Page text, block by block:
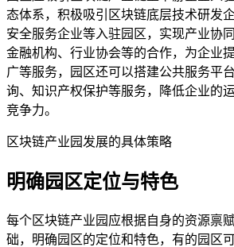
态体系，积极吸引区块链底层技术研发
安全服务企业等入驻园区，实现产业协
金融机构、行业协会等的合作，为企业
广等服务，园区还可以搭建公共服务平
询、知识产权保护等服务，降低企业的
竞争力。
区块链产业园发展的具体策略
明确园区定位与特色
每个区块链产业园应根据自身的资源禀
础，明确园区的定位和特色，有的园区